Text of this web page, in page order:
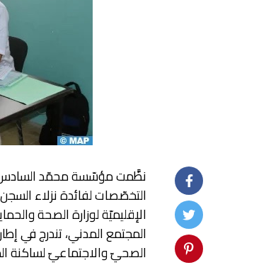
نظَّمت مؤسّسة محمّد السادس
التخصّصات لفائدة نزلاء
الإقليميّة لوزارة الصحة
المجتمع المدني، تندرج في
الصحيّ والاجتماعيّ لساكنة